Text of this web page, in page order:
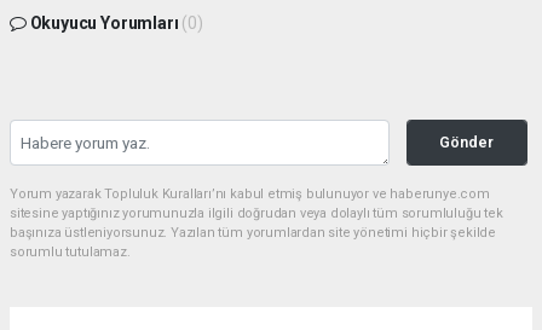
Okuyucu Yorumları (0)
Gönder
Yorum yazarak Topluluk Kuralları’nı kabul etmiş bulunuyor ve haberunye.com
sitesine yaptığınız yorumunuzla ilgili doğrudan veya dolaylı tüm sorumluluğu tek
başınıza üstleniyorsunuz. Yazılan tüm yorumlardan site yönetimi hiçbir şekilde
sorumlu tutulamaz.